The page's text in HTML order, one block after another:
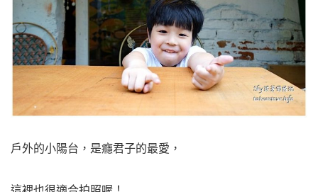
戶外的小陽台，是癮君子的最愛，